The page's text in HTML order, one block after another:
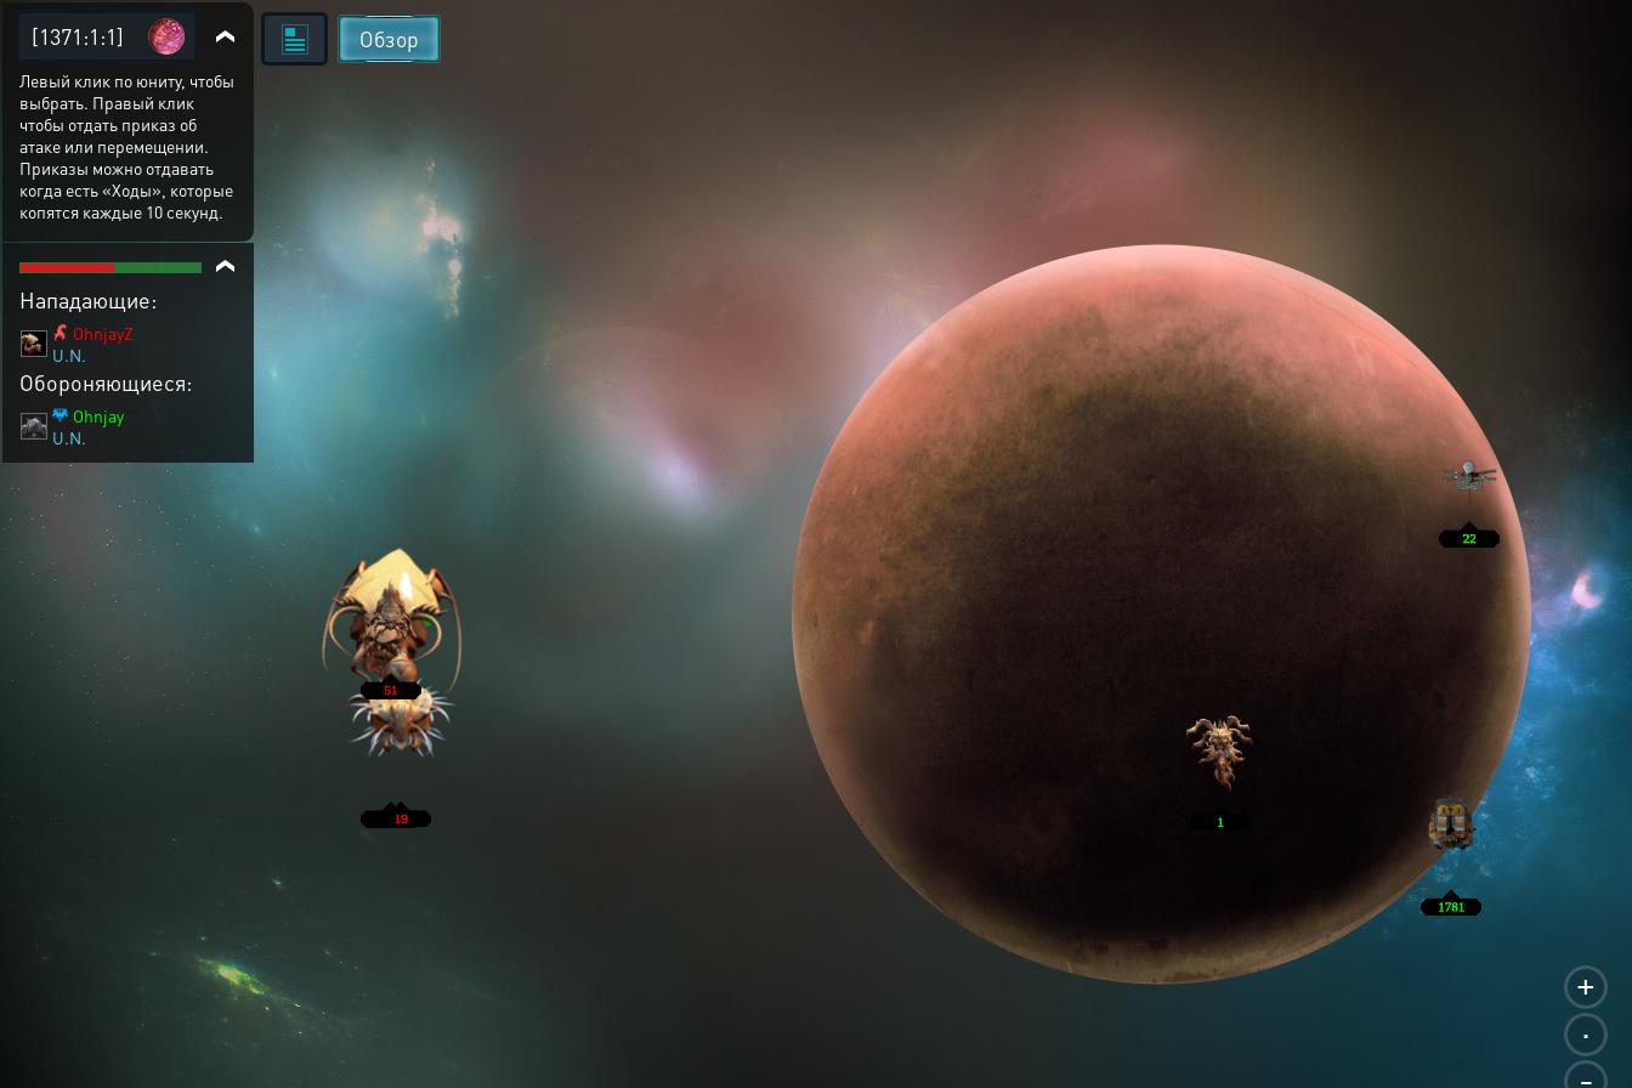
+
.
-
Обзор
[1371:1:1]
Левый клик по юниту, чтобы
выбрать. Правый клик
чтобы отдать приказ об
атаке или перемещении.
Приказы можно отдавать
когда есть «Ходы», которые
копятся каждые 10 секунд.
Нападающие:
OhnjayZ
U.N.
Обороняющиеся:
Ohnjay
U.N.